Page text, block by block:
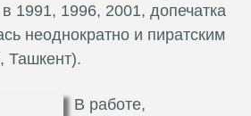
1991, 1996, 2001, допечатка
неоднократно и пиратским
Ташкент).
В работе,